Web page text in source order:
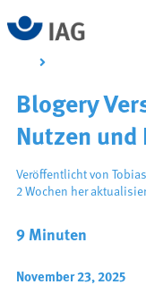
9 Minuten
November 23, 2025
Blogery
Nutzen und
Veröffentlicht von
2 Wochen her